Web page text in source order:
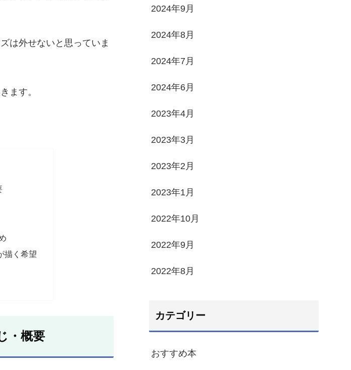
は外せないと思っていま
ます。
描く希望
・概要
2024年9月
2024年8月
2024年7月
2024年6月
2023年4月
2023年3月
2023年2月
2023年1月
2022年10月
2022年9月
2022年8月
カテゴリー
おすすめ本